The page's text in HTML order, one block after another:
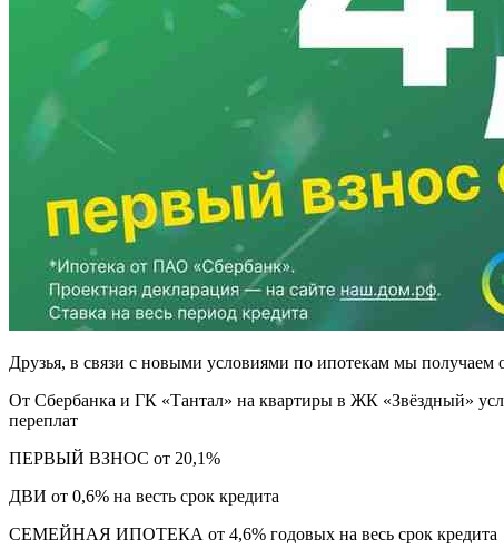
Друзья, в связи с новыми условиями по ипотекам мы получаем
От Сбербанка и ГК «Тантал» на квартиры в ЖК «Звёздный»
переплат
ПЕРВЫЙ ВЗНОС от 20,1%
ДВИ от 0,6% на весть срок кредита
СЕМЕЙНАЯ ИПОТЕКА от 4,6% годовых на весь срок кредита